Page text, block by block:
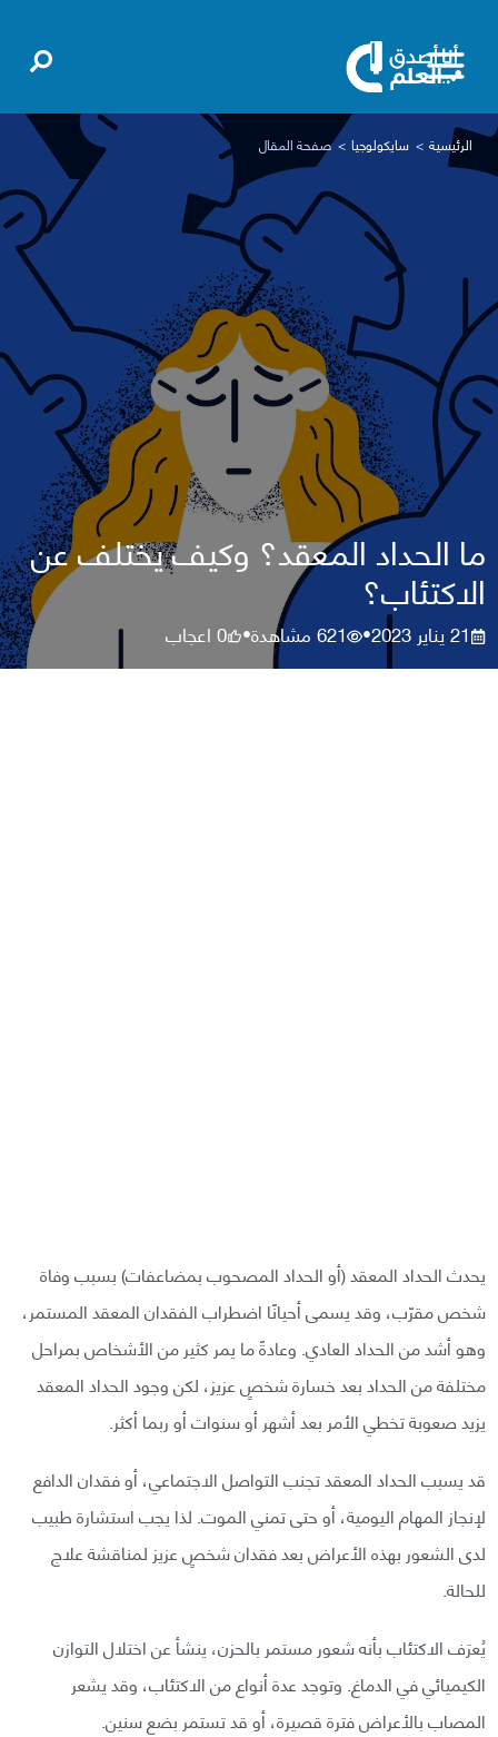
الرئيسية سايكولوجيا صفحة المقال
ما الحداد المعقد؟ وكيف يختلف عن
الاكتئاب؟
21 يناير 2023 •
621مشاهدة•
0اعجاب
يحدث الحداد المعقد (أو الحداد المصحوب بمضاعفات) بسبب وفاة
شخص مقرّب، وقد يسمى أحيانًا اضطراب الفقدان المعقد المستمر،
وهو أشد من الحداد العادي. وعادةً ما يمر كثير من الأشخاص بمراحل
مختلفة من الحداد بعد خسارة شخصٍ عزيز، لكن وجود الحداد المعقد
يزيد صعوبة تخطي الأمر بعد أشهر أو سنوات أو ربما أكثر.
قد يسبب الحداد المعقد تجنب التواصل الاجتماعي، أو فقدان الدافع
لإنجاز المهام اليومية، أو حتى تمني الموت. لذا يجب استشارة طبيب
لدى الشعور بهذه الأعراض بعد فقدان شخصٍ عزيز لمناقشة علاج
للحالة.
يُعرَف الاكتئاب بأنه شعور مستمر بالحزن، ينشأ عن اختلال التوازن
الكيميائي في الدماغ. وتوجد عدة أنواع من الاكتئاب، وقد يشعر
المصاب بالأعراض فترة قصيرة، أو قد تستمر بضع سنين.